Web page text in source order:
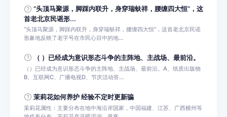
“头顶马聚源，脚踩内联升，身穿瑞蚨祥，腰缠四大恒”，这
首老北京民谣形...
“头顶马聚源，脚踩内联升，身穿瑞蚨祥，腰缠四大恒”，这首老北京民谣
形象地反映了老字号在市民心目中的地...
（ ）已经成为意识形态斗争的主阵地、主战场、最前沿。
（）已经成为意识形态斗争的主阵地、主战场、最前沿。A、纸质出版物
B、互联网C、广播电视D、节庆活动答...
茉莉花如何养护 经验不定时更新骗
茉莉花属性：主要分布在地中海沿岸国家，中国福建、江苏、广西横州等